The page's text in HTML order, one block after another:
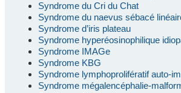
Syndrome du Cri du Chat
Syndrome du naevus sébacé
Syndrome d’iris plateau
Syndrome hyperéosinophilique
Syndrome IMAGe
Syndrome KBG
Syndrome lymphoprolifératif auto-
Syndrome mégalencéphalie-